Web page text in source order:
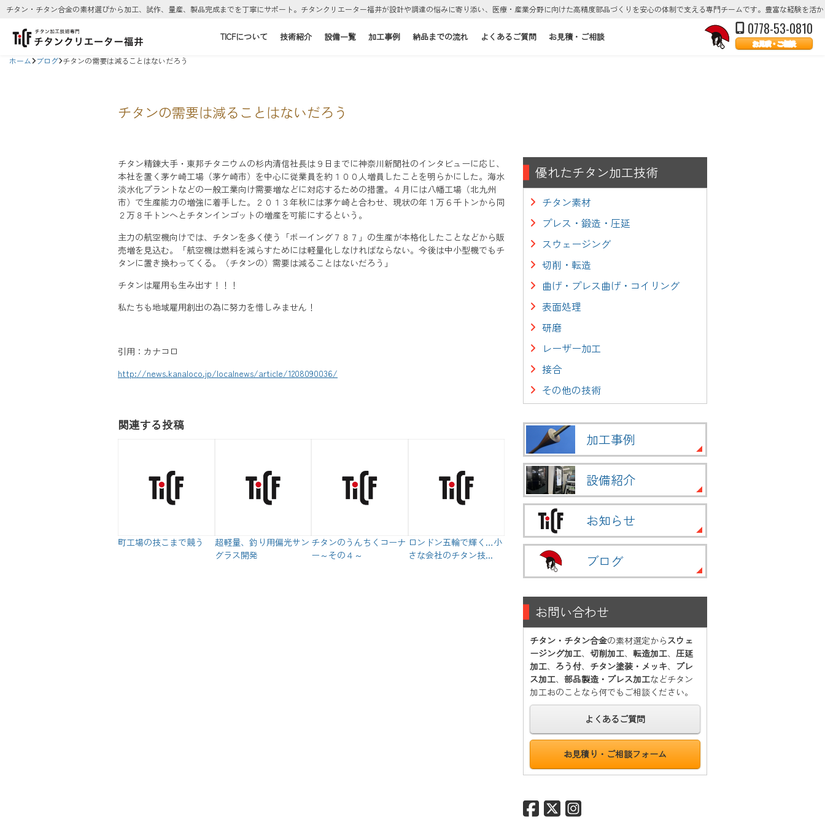
チタン・チタン合金の素材選びから加工、試作、量産、製品完成までを丁寧にサポート。チタンクリエーター福井が設計や調達の悩みに寄り添い、医療・産業分野に向けた高精度部品づくりを安心の体制で支える専門チームです。豊富な経験を活
0778-53-0810
お見積・ご相談
TICFについて 技術紹介 設備一覧 加工事例 納品までの流れ よくあるご質問 お見積・ご相談
ホーム ブログ チタンの需要は減ることはないだろう
チタンの需要は減ることはないだろう
チタン精錬大手・東邦チタニウムの杉内清信社長は９日までに神奈川新聞社のインタビューに応じ、
本社を置く茅ケ崎工場（茅ケ崎市）を中心に従業員を約１００人増員したことを明らかにした。海水
淡水化プラントなどの一般工業向け需要増などに対応するための措置。４月には八幡工場（北九州
市）で生産能力の増強に着手した。２０１３年秋には茅ケ崎と合わせ、現状の年１万６千トンから同
２万８千トンへとチタンインゴットの増産を可能にするという。
主力の航空機向けでは、チタンを多く使う「ボーイング７８７」の生産が本格化したことなどから販
売増を見込む。「航空機は燃料を減らすためには軽量化しなければならない。今後は中小型機でもチ
タンに置き換わってくる。（チタンの）需要は減ることはないだろう」
チタンは雇用も生み出す！！！
私たちも地域雇用創出の為に努力を惜しみません！
引用：カナコロ
http://news.kanaloco.jp/localnews/article/1208090036/
関連する投稿
町工場の技こまで競う
超軽量、釣り用偏光サン
グラス開発
チタンのうんちくコーナ
ー～その４～
ロンドン五輪で輝く…小
さな会社のチタン技...
優れたチタン加工技術
チタン素材
プレス・鍛造・圧延
スウェージング
切削・転造
曲げ・プレス曲げ・コイリング
表面処理
研磨
レーザー加工
接合
その他の技術
加工事例
設備紹介
お知らせ
ブログ
お問い合わせ
チタン・チタン合金の素材選定からスウェ
ージング加工、 切削加工、 転造加工、 圧延
加工、 ろう付、 チタン塗装・メッキ、 プレ
ス加工、 部品製造・プレス加工などチタン
加工おのことなら何でもご相談ください。
よくあるご質問
お見積り・ご相談フォーム